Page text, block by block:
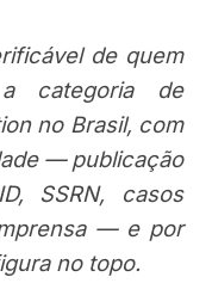
de quem
categoria de
no Brasil, com
— publicação
SSRN, casos
— e por
no topo.